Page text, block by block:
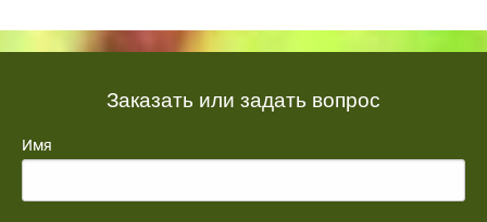
Заказать или задать вопрос
Имя